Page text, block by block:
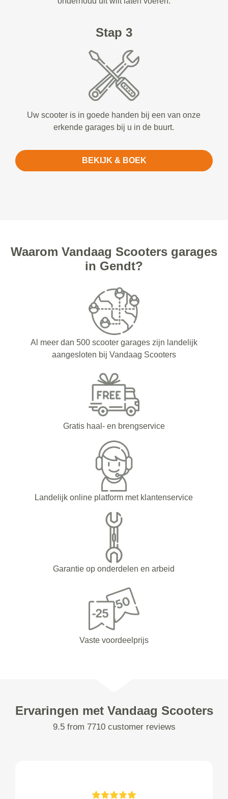
Stap 3
Uw scooter is in goede handen bij een van onze
erkende garages bij u in de buurt.
BEKIJK & BOEK
Waarom Vandaag Scooters garages
in Gendt?
Al meer dan 500 scooter garages zijn landelijk
aangesloten bij Vandaag Scooters
Gratis haal- en brengservice
Landelijk online platform met klantenservice
Garantie op onderdelen en arbeid
Vaste voordeelprijs
Ervaringen met Vandaag Scooters
9.5 from 7710 customer reviews